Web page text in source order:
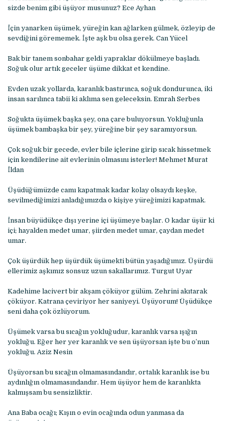
sizde benim gibi üşüyor musunuz? Ece Ayhan
İçin yanarken üşümek, yüreğin kan ağlarken gülmek, özleyip de
sevdiğini görememek. İşte aşk bu olsa gerek. Can Yücel
Bak bir tanem sonbahar geldi yapraklar dökülmeye başladı.
Soğuk olur artık geceler üşüme dikkat et kendine.
Evden uzak yollarda, karanlık bastırınca, soğuk dondurunca, iki
insan sarılınca tabii ki aklıma sen geleceksin. Emrah Serbes
Soğukta üşümek başka şey, ona çare buluyorsun. Yokluğunla
üşümek bambaşka bir şey, yüreğine bir şey saramıyorsun.
Çok soğuk bir gecede, evler bile içlerine girip sıcak hissetmek
için kendilerine ait evlerinin olmasını isterler! Mehmet Murat
İldan
Üşüdüğümüzde camı kapatmak kadar kolay olsaydı keşke,
sevilmediğimizi anladığımızda o kişiye yüreğimizi kapatmak.
İnsan büyüdükçe dışı yerine içi üşümeye başlar. O kadar üşür ki
içi; hayalden medet umar, şiirden medet umar, çaydan medet
umar.
Çok üşürdük hep üşürdük üşümekti bütün yaşadığımız. Üşürdü
ellerimiz aşkımız sonsuz uzun sakallarımız. Turgut Uyar
Kadehime lacivert bir akşam çöküyor gülüm. Zehrini akıtarak
çöküyor. Katrana çeviriyor her saniyeyi. Üşüyorum! Üşüdükçe
seni daha çok özlüyorum.
Üşümek varsa bu sıcağın yokluğudur, karanlık varsa ışığın
yokluğu. Eğer her yer karanlık ve sen üşüyorsan işte bu o’nun
yokluğu. Aziz Nesin
Üşüyorsan bu sıcağın olmamasındandır, ortalık karanlık ise bu
aydınlığın olmamasındandır. Hem üşüyor hem de karanlıkta
kalmışsam bu sensizliktir.
Ana Baba ocağı; Kışın o evin ocağında odun yanmasa da